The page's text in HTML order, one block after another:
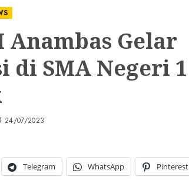
Anambas Gelar
di SMA Negeri 1
Telegram WhatsApp Pinterest
24/07/2023